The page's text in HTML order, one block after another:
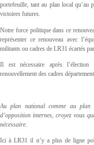
portefeuille, tant au plan local qu’au
victoires futures.
Notre force politique dans ce
représenter ce renouveau avec
militants ou cadres de LR31 écartés
Il est nécessaire après
renouvellement des cadres
Au plan national comme au plan
d’opposition internes, croyez vous
nécessaire.
Ici à LR31 il n’y a plus de ligne